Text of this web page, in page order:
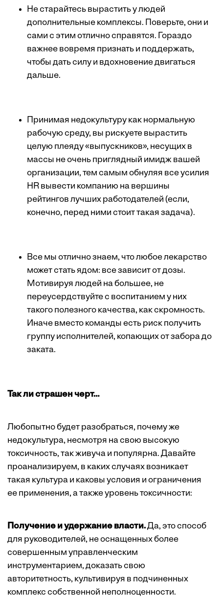
Не старайтесь вырастить у людей
дополнительные комплексы. Поверьте, они и
сами с этим отлично справятся. Гораздо
важнее вовремя признать и поддержать,
чтобы дать силу и вдохновение двигаться
дальше.
Принимая недокультуру как нормальную
рабочую среду, вы рискуете вырастить
целую плеяду «выпускников», несущих в
массы не очень приглядный имидж вашей
организации, тем самым обнуляя все усилия
HR вывести компанию на вершины
рейтингов лучших работодателей (если,
конечно, перед ними стоит такая задача).
Все мы отлично знаем, что любое лекарство
может стать ядом: все зависит от дозы.
Мотивируя людей на большее, не
переусердствуйте с воспитанием у них
такого полезного качества, как скромность.
Иначе вместо команды есть риск получить
группу исполнителей, копающих от забора до
заката.
Так ли страшен черт…
Любопытно будет разобраться, почему же
недокультура, несмотря на свою высокую
токсичность, так живуча и популярна. Давайте
проанализируем, в каких случаях возникает
такая культура и каковы условия и ограничения
ее применения, а также уровень токсичности:
Получение и удержание власти.Да, это способ
для руководителей, не оснащенных более
совершенным управленческим
инструментарием, доказать свою
авторитетность, культивируя в подчиненных
комплекс собственной неполноценности.